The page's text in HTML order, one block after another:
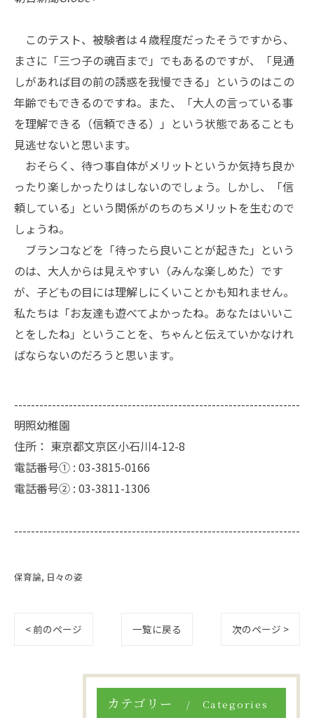
このテスト、被験者は４歳程度だったそうですから、
まさに「三つ子の魂百まで」でもあるのですが、「見通
しがあれば目の前の誘惑を我慢できる」というのはこの
年齢でもできるのですね。また、「大人の言っている事
を理解できる（信頼できる）」という状態であることも
見逃せないと思います。
おそらく、待つ事自体がメリットというか気持ち良か
ったり楽しかったりはしないのでしょう。しかし、「信
頼している」という関係がのちのちメリットを生むので
しょうね。
ブランコなどを「待ったら良いことが起きた」という
のは、大人からは見えやすい（みんな楽しめた）です
が、子どもの目には理解しにくいことかも知れません。
私たちは「お友達も遊べてよかったね。あなたはいいこ
とをしたね」ということを、ちゃんと伝えていかなけれ
ばならないのだろうと思います。
--------------------------------------------------------------------
明照幼稚園
住所： 東京都文京区小石川4-12-8
電話番号① : 03-3815-0166
電話番号② : 03-3811-1306
--------------------------------------------------------------------
保育論 日々の姿
< 前のページ 一覧に戻る 次のページ >
カテゴリー Categories